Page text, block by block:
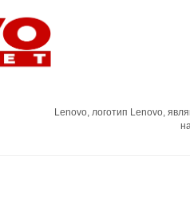
Lenovo, логотип Lenovo,